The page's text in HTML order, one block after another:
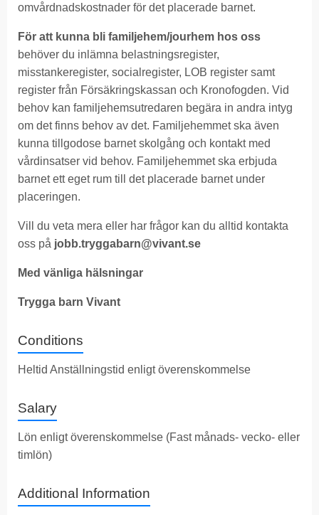
omvårdnadskostnader för det placerade barnet.
För att kunna bli familjehem/jourhem hos oss
behöver du inlämna belastningsregister,
misstankeregister, socialregister, LOB register samt
register från Försäkringskassan och Kronofogden. Vid
behov kan familjehemsutredaren begära in andra intyg
om det finns behov av det. Familjehemmet ska även
kunna tillgodose barnet skolgång och kontakt med
vårdinsatser vid behov. Familjehemmet ska erbjuda
barnet ett eget rum till det placerade barnet under
placeringen.
Vill du veta mera eller har frågor kan du alltid kontakta
oss på jobb.tryggabarn@vivant.se
Med vänliga hälsningar
Trygga barn Vivant
Conditions
Heltid Anställningstid enligt överenskommelse
Salary
Lön enligt överenskommelse (Fast månads- vecko- eller
timlön)
Additional Information